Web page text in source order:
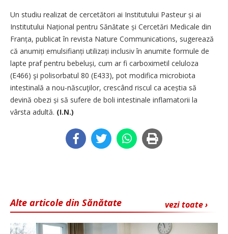
Un studiu realizat de cercetători ai Institutului Pasteur și ai
Institutului Național pentru Sănătate și Cercetări Medicale din
Franța, publicat în revista Nature Communications, sugerează
că anumiți emulsifianți utilizați inclusiv în anumite formule de
lapte praf pentru bebeluși, cum ar fi carboximetil celuloza
(E466) şi polisorbatul 80 (E433), pot modifica microbiota
intestinală a nou-născuţilor, crescând riscul ca aceștia să
devină obezi și să sufere de boli intestinale inflamatorii la
vârsta adultă. (I.N.)
vezi toate ›
Alte articole din Sănătate